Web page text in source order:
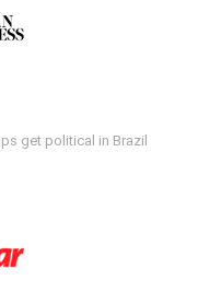
get political in Brazil